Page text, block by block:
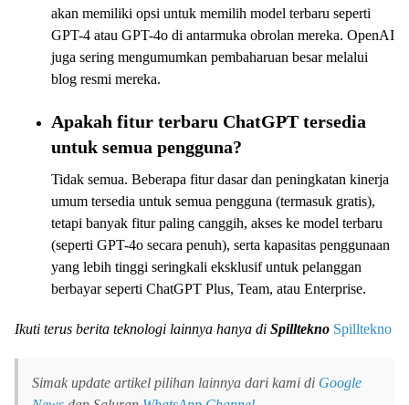
akan memiliki opsi untuk memilih model terbaru seperti
GPT-4 atau GPT-4o di antarmuka obrolan mereka. OpenAI
juga sering mengumumkan pembaharuan besar melalui
blog resmi mereka.
Apakah fitur terbaru ChatGPT tersedia
untuk semua pengguna?
Tidak semua. Beberapa fitur dasar dan peningkatan kinerja
umum tersedia untuk semua pengguna (termasuk gratis),
tetapi banyak fitur paling canggih, akses ke model terbaru
(seperti GPT-4o secara penuh), serta kapasitas penggunaan
yang lebih tinggi seringkali eksklusif untuk pelanggan
berbayar seperti ChatGPT Plus, Team, atau Enterprise.
Ikuti terus berita teknologi lainnya hanya di Spilltekno Spilltekno
Simak update artikel pilihan lainnya dari kami di Google